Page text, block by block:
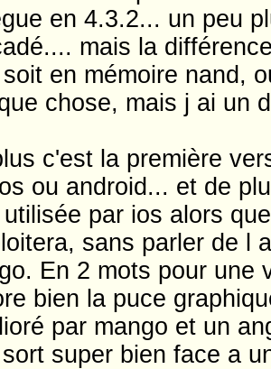
en 4.3.2... un peu
mais la
soit en mémoire nand,
chose, mais j ai un
c'est la première
ou android... et de
utilisée par ios alors
sans parler de l
En 2 mots pour une
bien la puce
par mango et un
super bien face a